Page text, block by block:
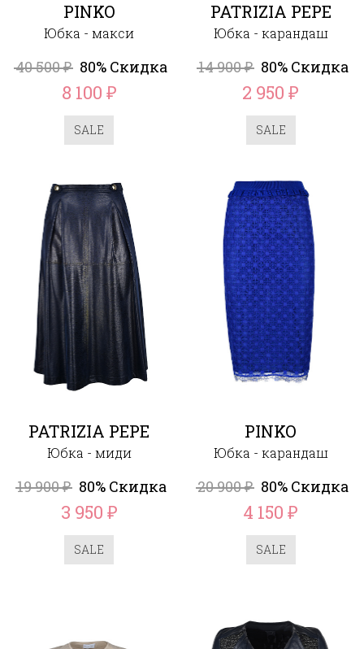
PINKO
Юбка - макси
40 500₽ 80% Скидка
8 100 ₽
SALE
PATRIZIA PEPE
Юбка - карандаш
14 900₽ 80% Скидка
2 950₽
SALE
PATRIZIA PEPE
Юбка - миди
19 900₽ 80% Скидка
3 950 ₽
SALE
PINKO
Юбка - карандаш
20 900₽ 80% Скидка
4 150₽
SALE